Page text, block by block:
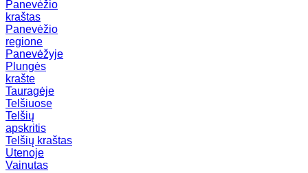
Panevėžio
kraštas
Panevėžio
regione
Panevėžyje
Plungės
krašte
Tauragėje
Telšiuose
Telšių
apskritis
Telšių kraštas
Utenoje
Vainutas